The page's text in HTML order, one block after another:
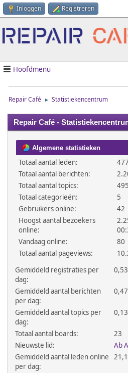
Inloggen Registreren
Hoofdmenu
Repair Café ► Statistiekencentrum
Repair Café -
Algemene statistieken
Totaal aantal leden:
477
Totaal aantal berichten:
Totaal aantal topics:
495
Totaal categorieën:
5
Gebruikers online:
42
Hoogst aantal bezoekers
online:
Vandaag online:
80
Totaal aantal pageviews:
Gemiddeld registraties per
dag:
0,53
Gemiddeld aantal berichten
per dag:
0,47
Gemiddeld aantal topics per
dag:
0,13
Totaal aantal boards:
23
Nieuwste lid:
Ab
Gemiddeld aantal leden online
per dag: